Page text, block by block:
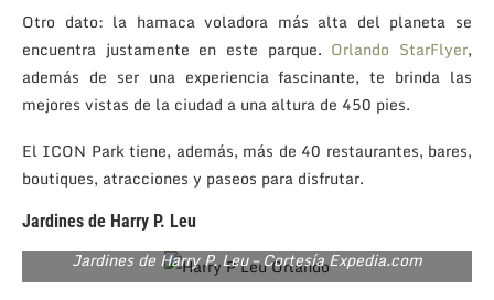
Otro dato: la hamaca voladora más alta del planeta se
encuentra justamente en este parque. Orlando StarFlyer,
además de ser una experiencia fascinante, te brinda las
mejores vistas de la ciudad a una altura de 450 pies.
El ICON Park tiene, además, más de 40 restaurantes, bares,
boutiques, atracciones y paseos para disfrutar.
Jardines de Harry P. Leu
Jardines de Harry P. Leu – Cortesía Expedia.com